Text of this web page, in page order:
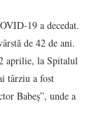
19 a decedat.
de 42 de ani.
aprilie, la Spitalul
târziu a fost
Babeș”, unde a